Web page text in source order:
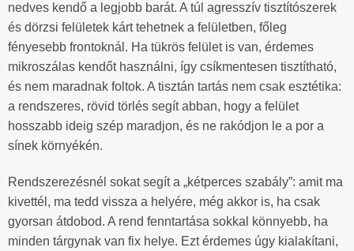
nedves kendő a legjobb barát. A túl agresszív tisztítószerek
és dörzsi felületek kárt tehetnek a felületben, főleg
fényesebb frontoknál. Ha tükrös felület is van, érdemes
mikroszálas kendőt használni, így csíkmentesen tisztítható,
és nem maradnak foltok. A tisztán tartás nem csak esztétika:
a rendszeres, rövid törlés segít abban, hogy a felület
hosszabb ideig szép maradjon, és ne rakódjon le a por a
sínek környékén.
Rendszerezésnél sokat segít a „kétperces szabály”: amit ma
kivettél, ma tedd vissza a helyére, még akkor is, ha csak
gyorsan átdobod. A rend fenntartása sokkal könnyebb, ha
minden tárgynak van fix helye. Ezt érdemes úgy kialakítani,